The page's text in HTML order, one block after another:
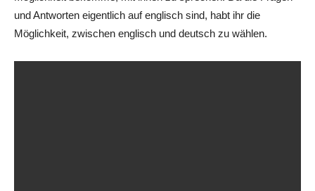
und Antworten eigentlich auf englisch sind, habt ihr die
Möglichkeit, zwischen englisch und deutsch zu wählen.